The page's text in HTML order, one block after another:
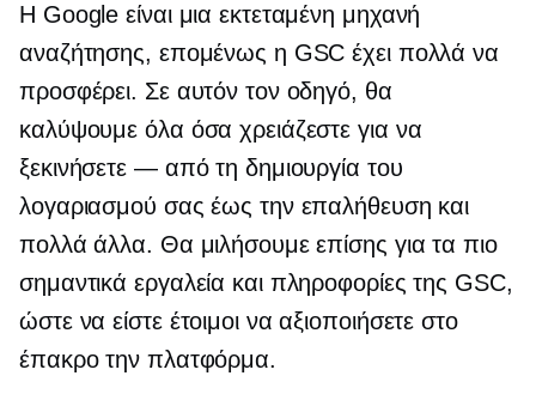
Η Google είναι μια εκτεταμένη μηχανή
αναζήτησης, επομένως η GSC έχει πολλά να
προσφέρει. Σε αυτόν τον οδηγό, θα
καλύψουμε όλα όσα χρειάζεστε για να
ξεκινήσετε — από τη δημιουργία του
λογαριασμού σας έως την επαλήθευση και
πολλά άλλα. Θα μιλήσουμε επίσης για τα πιο
σημαντικά εργαλεία και πληροφορίες της GSC,
ώστε να είστε έτοιμοι να αξιοποιήσετε στο
έπακρο την πλατφόρμα.